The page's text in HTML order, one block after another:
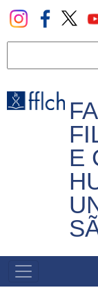
Pular
para
principal
E
NAVEGADOR
PRINCIPAL